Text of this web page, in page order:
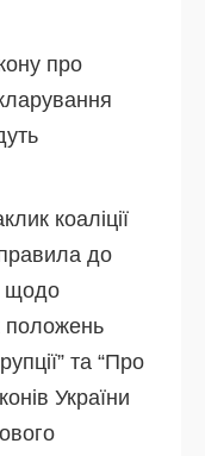
про
коаліції
до
щодо
положень
та “Про
України